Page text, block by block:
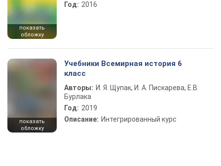
показать
обложку
Год: 2016
показать
обложку
Учебники Всемирная история 6
класс
Авторы: И. Я. Щупак, И. А. Пискарева, Е.В.
Бурлака
Год: 2019
Описание: Интегрированный курс